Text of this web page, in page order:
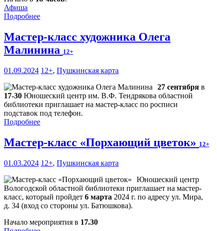
Афиша
Подробнее
Мастер-класс художника Олега
Малинина 12+
01.09.2024 12+, Пушкинская карта
27 сентября в
17-30 Юношеский центр им. В.Ф. Тендрякова областной
библиотеки приглашает на мастер-класс по росписи
подставок под телефон.
Подробнее
Мастер-класс «Порхающий цветок» 12+
01.03.2024 12+, Пушкинская карта
Юношеский центр
Вологодской областной библиотеки приглашает на мастер-
класс, который пройдет 6 марта 2024 г. по адресу ул. Мира,
д. 34 (вход со стороны ул. Батюшкова).
Начало мероприятия в 17.30